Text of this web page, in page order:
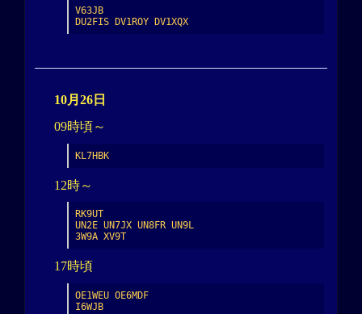
V63JB
DU2FIS DV1ROY DV1XQX
10月26日
09時頃～
KL7HBK
12時～
RK9UT
UN2E UN7JX UN8FR UN9L
3W9A XV9T
17時頃
OE1WEU OE6MDF
I6WJB